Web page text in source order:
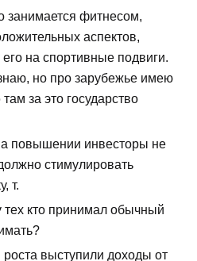
занимается фитнесом,
аспектов,
на спортивные подвиги.
но про зарубежье имею
за это государство
повышении инвесторы не
стимулировать
т.
кто принимал обычный
выступили доходы от